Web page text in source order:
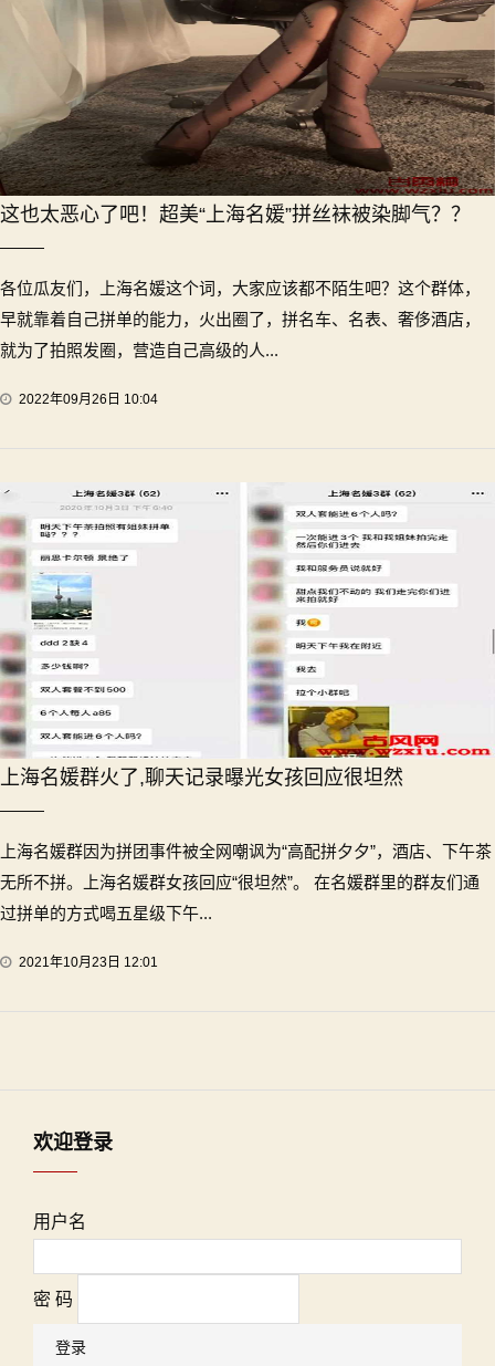
这也太恶心了吧！超美“上海名媛”拼丝袜被染脚气？？
各位瓜友们，上海名媛这个词，大家应该都不陌生吧？这个群体，
早就靠着自己拼单的能力，火出圈了，拼名车、名表、奢侈酒店，
就为了拍照发圈，营造自己高级的人...
2022年09月26日 10:04
上海名媛群火了,聊天记录曝光女孩回应很坦然
上海名媛群因为拼团事件被全网嘲讽为“高配拼夕夕”，酒店、下午茶
无所不拼。上海名媛群女孩回应“很坦然”。 在名媛群里的群友们通
过拼单的方式喝五星级下午...
2021年10月23日 12:01
欢迎登录
用户名
密 码